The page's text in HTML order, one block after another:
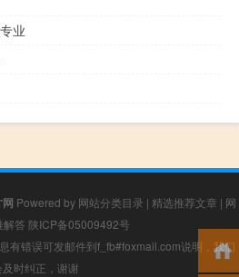
业
Powered by 网站分类目录 | 精选推荐文章 | 网
解答 陕ICP备05009492号
有错误可发邮件到f_fb#foxmail.com说明，我们
及时纠正，谢谢